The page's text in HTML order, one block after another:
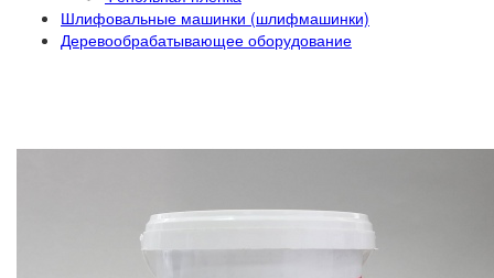
Шлифовальные машинки (шлифмашинки)
Деревообрабатывающее оборудование